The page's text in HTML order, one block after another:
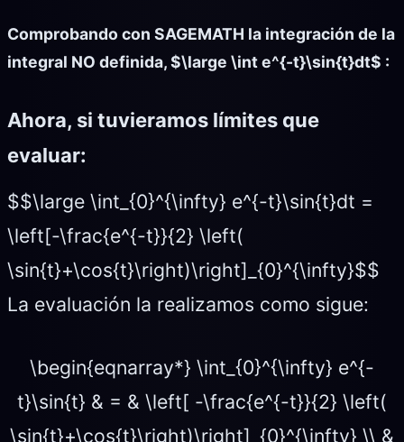
Comprobando con SAGEMATH la integración de la
integral NO definida, $\large \int e^{-t}\sin{t}dt$ :
Ahora, si tuvieramos límites que
evaluar:
$$\large \int_{0}^{\infty} e^{-t}\sin{t}dt =
\left[-\frac{e^{-t}}{2} \left(
\sin{t}+\cos{t}\right)\right]_{0}^{\infty}$$
La evaluación la realizamos como sigue:
\begin{eqnarray*} \int_{0}^{\infty} e^{-
t}\sin{t} & = & \left[ -\frac{e^{-t}}{2} \left(
\sin{t}+\cos{t}\right)\right]_{0}^{\infty} \\ &